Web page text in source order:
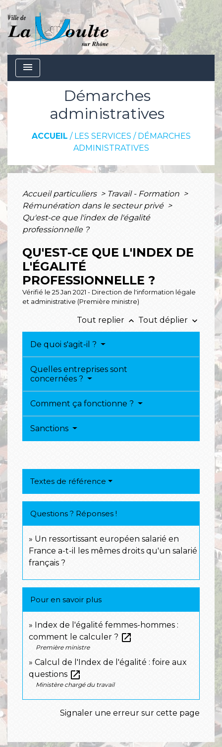
menu
Démarches
administratives
ACCUEIL / LES SERVICES / DÉMARCHES
ADMINISTRATIVES
Accueil particuliers > Travail - Formation >
Rémunération dans le secteur privé >
Qu'est-ce que l'index de l'égalité
professionnelle ?
QU'EST-CE QUE L'INDEX DE
L'ÉGALITÉ
PROFESSIONNELLE ?
Vérifié le 25 Jan 2021 - Direction de l'information légale
et administrative (Première ministre)
Tout replier keyboard_arrow_up Tout déplier keyboard_arrow_down
De quoi s'agit-il ?
Quelles entreprises sont
concernées ?
Comment ça fonctionne ?
Sanctions
Textes de référence
Questions ? Réponses !
Un ressortissant européen salarié en
France a-t-il les mêmes droits qu'un salarié
français ?
Pour en savoir plus
Index de l'égalité femmes-hommes :
comment le calculer ? open_in_new
Première ministre
Calcul de l'Index de l'égalité : foire aux
questions open_in_new
Ministère chargé du travail
Signaler une erreur sur cette page